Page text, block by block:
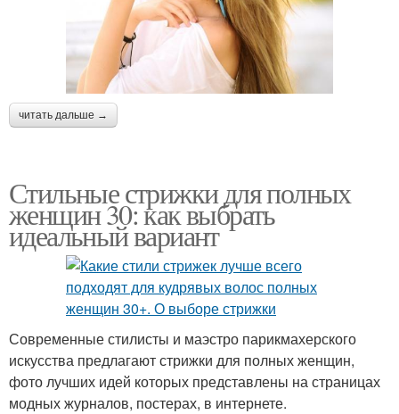
читать дальше →
Стильные стрижки для полных
женщин 30: как выбрать
идеальный вариант
Современные стилисты и маэстро парикмахерского
искусства предлагают стрижки для полных женщин,
фото лучших идей которых представлены на страницах
модных журналов, постерах, в интернете.